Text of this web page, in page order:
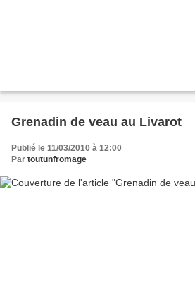
Grenadin de veau au Livarot
Publié le 11/03/2010 à 12:00
Par toutunfromage